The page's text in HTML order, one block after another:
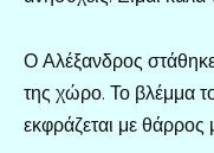
Ο Αλέξανδρος
της χώρο. Το βλέμμα
εκφράζεται με θάρρος